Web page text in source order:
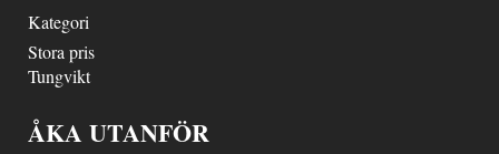
Kategori
Stora pris
Tungvikt
ÅKA UTANFÖR